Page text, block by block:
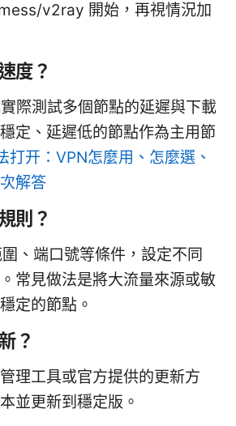
v2ray 開始，再視情況加
度？
際測試多個節點的延遲與下載
定、延遲低的節點作為主用節
打开：VPN怎麼用、怎麼選、
解答
則？
、端口號等條件，設定不同
常見做法是將大流量來源或敏
定的節點。
？
理工具或官方提供的更新方
並更新到穩定版。